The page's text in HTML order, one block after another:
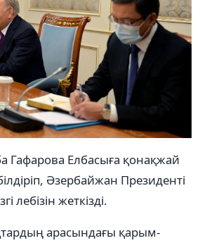
Гафарова Елбасыға қонақжай
Әзербайжан Президенті
лебізін жеткізді.
арасындағы қарым-